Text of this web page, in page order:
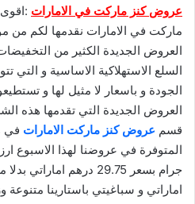
عروض كنز ماركت في الامارات
ماركت في الامارات نقدمها لكم من
العروض الجديدة الكثير من التخفيضات
السلع الاستهلاكية الاساسية و التي
الجودة و باسعار لا مثيل لها و
العروض الجديدة التي تقدمها هذه
قسم عروض كنز ماركت الامارات في